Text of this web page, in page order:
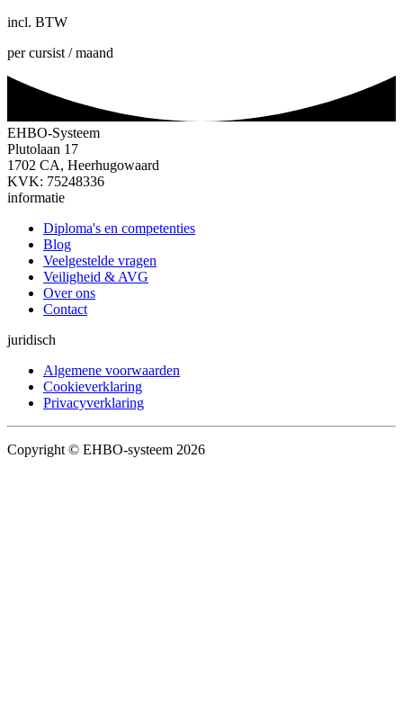
incl. BTW
per cursist / maand
EHBO-Systeem
Plutolaan 17
1702 CA, Heerhugowaard
KVK: 75248336
informatie
Diploma's en competenties
Blog
Veelgestelde vragen
Veiligheid & AVG
Over ons
Contact
juridisch
Algemene voorwaarden
Cookieverklaring
Privacyverklaring
Copyright © EHBO-systeem 2026